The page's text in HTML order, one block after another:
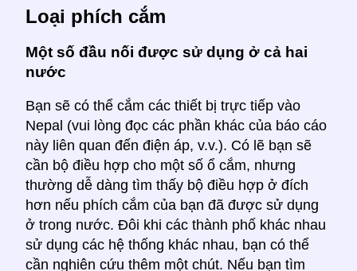
Loại phích cắm
Một số đầu nối được sử dụng ở cả hai
nước
Bạn sẽ có thể cắm các thiết bị trực tiếp vào
Nepal (vui lòng đọc các phần khác của báo cáo
này liên quan đến điện áp, v.v.). Có lẽ bạn sẽ
cần bộ điều hợp cho một số ổ cắm, nhưng
thường dễ dàng tìm thấy bộ điều hợp ở đích
hơn nếu phích cắm của bạn đã được sử dụng
ở trong nước. Đôi khi các thành phố khác nhau
sử dụng các hệ thống khác nhau, bạn có thể
cần nghiên cứu thêm một chút. Nếu bạn tìm